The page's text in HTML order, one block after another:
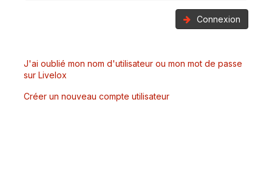
Connexion
J'ai oublié mon nom d'utilisateur ou mon mot de passe
sur Livelox
Créer un nouveau compte utilisateur